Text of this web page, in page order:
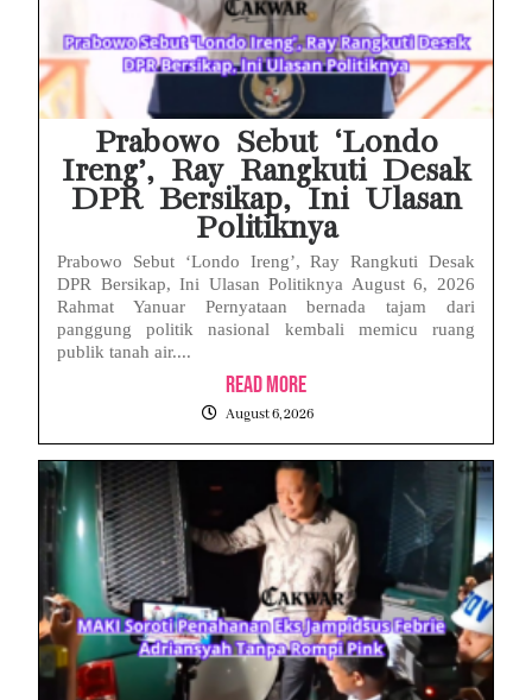
Prabowo Sebut ‘Londo
Ireng’, Ray Rangkuti Desak
DPR Bersikap, Ini Ulasan
Politiknya
Prabowo Sebut ‘Londo Ireng’, Ray Rangkuti Desak
DPR Bersikap, Ini Ulasan Politiknya August 6, 2026
Rahmat Yanuar Pernyataan bernada tajam dari
panggung politik nasional kembali memicu ruang
publik tanah air....
Read More
August 6, 2026